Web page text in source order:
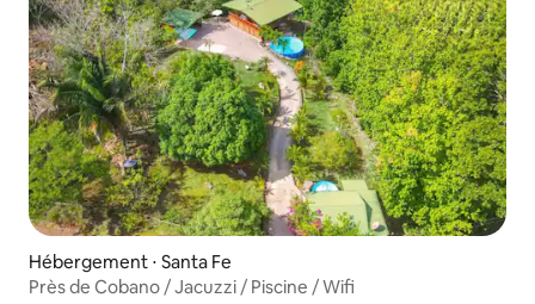
Hébergement ⋅ Santa Fe
Près de Cobano / Jacuzzi / Piscine / Wifi